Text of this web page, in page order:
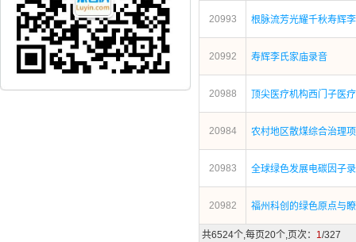
20993 根脉流芳光耀千秋寿辉
20992 寿辉李氏家庙录音
20988 顶尖医疗机构西门子医
20984 农村地区散煤综合治理
20983 全球绿色发展电碳因子
20982 福州科创的绿色原点与
共6524个,每页20个,页次： 1/327